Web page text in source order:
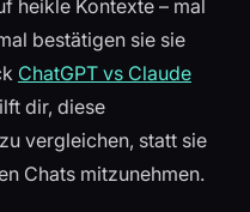
heikle Kontexte – mal
bestätigen sie sie
ChatGPT vs Claude
dir, diese
vergleichen, statt sie
Chats mitzunehmen.